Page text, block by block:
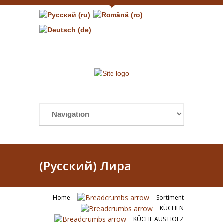
(Русский) Лира
Home
Sortiment
KÜCHEN
KÜCHE AUS HOLZ